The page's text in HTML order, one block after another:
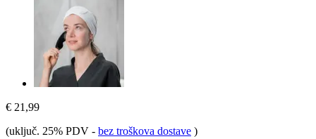
€ 21,99
(uključ. 25% PDV - bez troškova dostave )